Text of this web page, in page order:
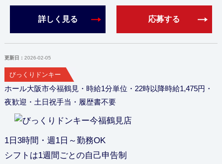
詳しく見る 応募する
更新日： 2026-02-05
びっくりドンキー
ホール大阪市今福鶴見・時給1分単位・22時以降時給1,475円・
夜歓迎・土日祝手当・履歴書不要
1日3時間・週1日～勤務OK
シフトは1週間ごとの自己申告制